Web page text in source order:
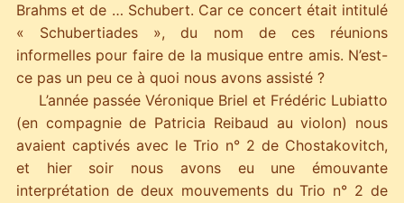
Brahms et de … Schubert. Car ce concert était intitulé
« Schubertiades », du nom de ces réunions
informelles pour faire de la musique entre amis. N’est-
ce pas un peu ce à quoi nous avons assisté ?
L’année passée Véronique Briel et Frédéric Lubiatto
(en compagnie de Patricia Reibaud au violon) nous
avaient captivés avec le Trio n° 2 de Chostakovitch,
et hier soir nous avons eu une émouvante
interprétation de deux mouvements du Trio n° 2 de